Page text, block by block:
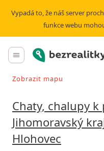
Vypadá to, že náš server
funkce webu
Hlavní menu
Bezrealitky
Zobrazit mapu
Chaty, chalupy
Jihomoravský
Hlohovec